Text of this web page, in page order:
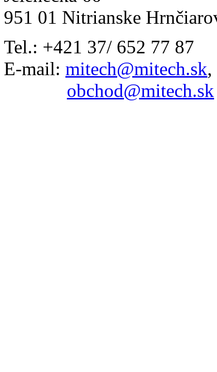
951 01 Nitrianske
Tel.: +421 37/ 652 77 87
E-mail: mitech@mitech.sk,
obchod@mitech.sk